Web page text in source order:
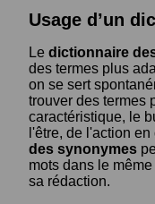
Usage d’un
Le dictionnaire
des termes plus
on se sert
trouver des termes
caractéristique, le
l'être, de l'action
des synonymes
mots dans le
sa rédaction.